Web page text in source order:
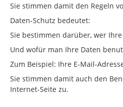
Sie stimmen damit den Regeln
Daten-Schutz bedeutet:
Sie bestimmen darüber, wer
Und wofür man Ihre Daten
Zum Beispiel: Ihre E-Mail-
Sie stimmen damit auch den
Internet-Seite zu.